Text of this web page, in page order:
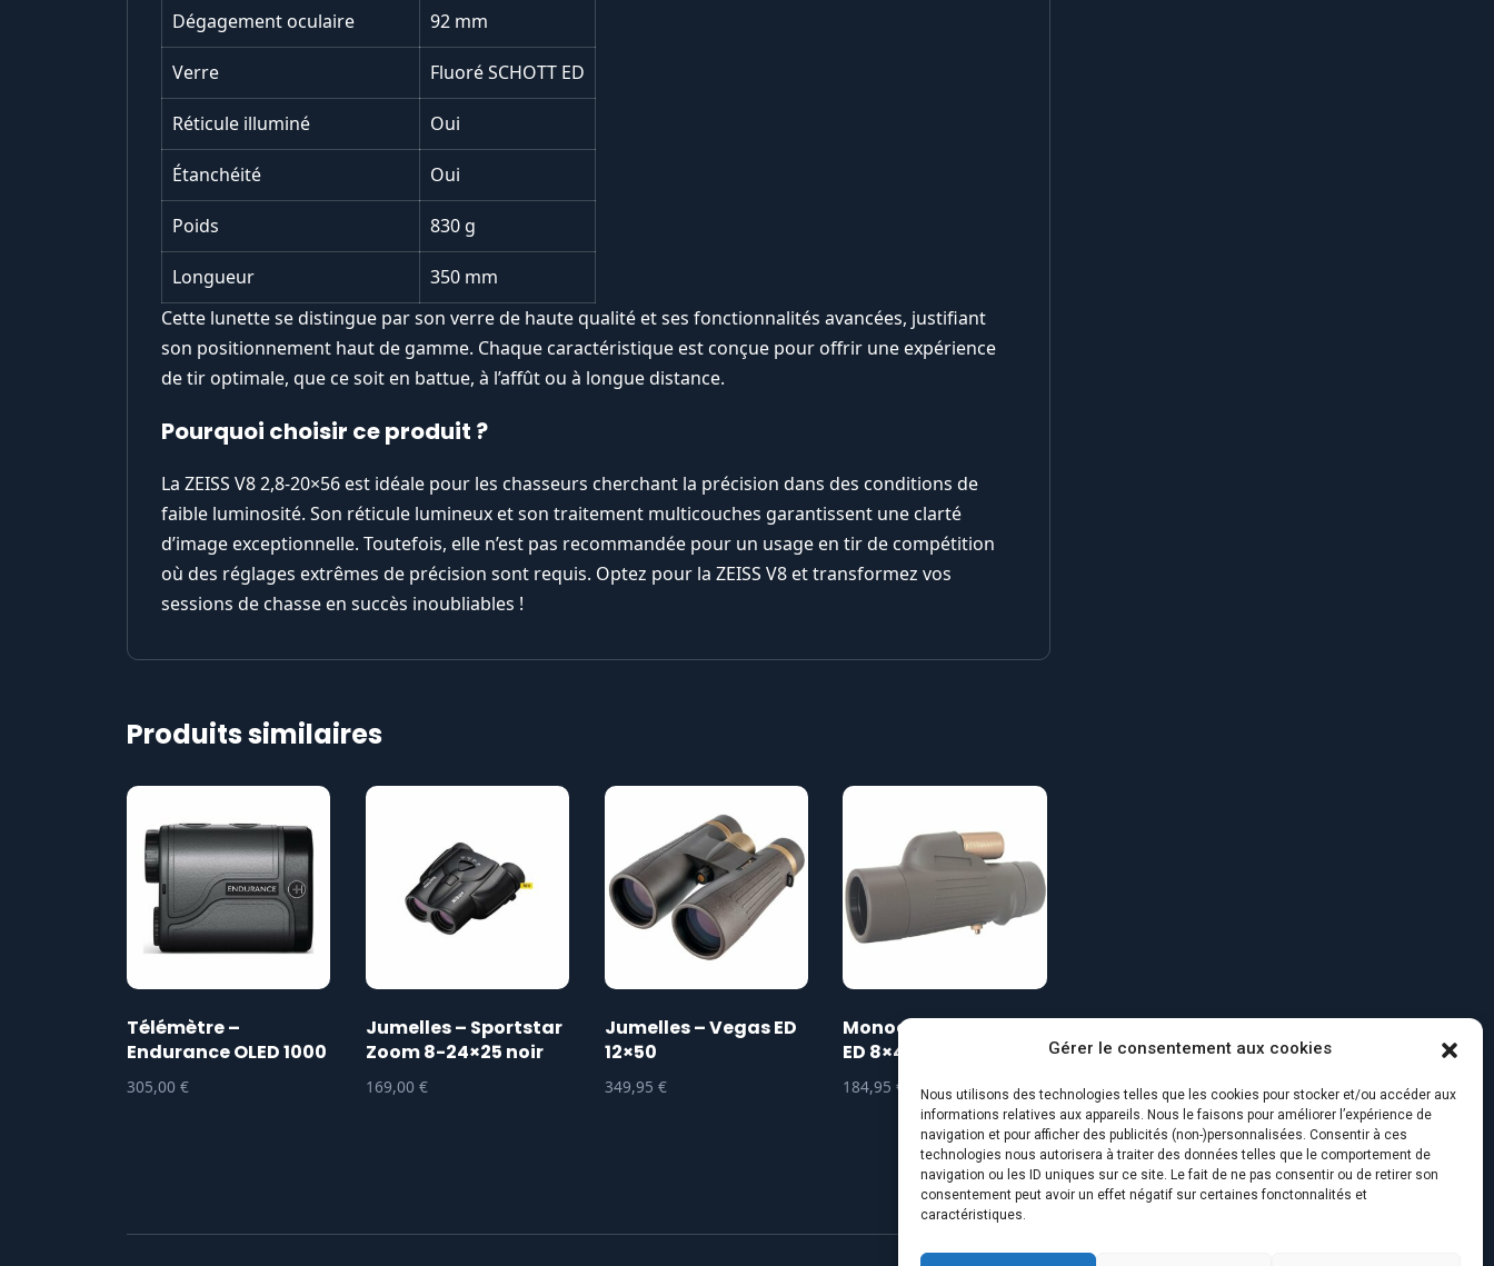
Gérer le consentement aux cookies
Nous utilisons des technologies telles que les cookies pour stocker et/ou accéder aux
informations relatives aux appareils. Nous le faisons pour améliorer l’expérience de
navigation et pour afficher des publicités (non-)personnalisées. Consentir à ces
technologies nous autorisera à traiter des données telles que le comportement de
navigation ou les ID uniques sur ce site. Le fait de ne pas consentir ou de retirer son
consentement peut avoir un effet négatif sur certaines fonctonnalités et
caractéristiques.
Dégagement oculaire 92 mm
Verre Fluoré SCHOTT ED
Réticule illuminé Oui
Étanchéité Oui
Poids 830 g
Longueur
350 mm
Cette lunette se distingue par son verre de haute qualité et ses fonctionnalités avancées, justifiant
son positionnement haut de gamme. Chaque caractéristique est conçue pour offrir une expérience
de tir optimale, que ce soit en battue, à l’affût ou à longue distance.
Pourquoi choisir ce produit ?
La ZEISS V8 2,8-20×56 est idéale pour les chasseurs cherchant la précision dans des conditions de
faible luminosité. Son réticule lumineux et son traitement multicouches garantissent une clarté
d’image exceptionnelle. Toutefois, elle n’est pas recommandée pour un usage en tir de compétition
où des réglages extrêmes de précision sont requis. Optez pour la ZEISS V8 et transformez vos
sessions de chasse en succès inoubliables !
Produits similaires
Télémètre –
Endurance OLED 1000
305,00 €
Jumelles – Sportstar
Zoom 8-24×25 noir
169,00 €
Jumelles – Vegas ED
12×50
349,95 €
Monoculaire – Vegas
ED 8×42
184,95€